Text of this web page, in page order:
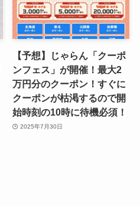
【予想】じゃらん「クーポ
ンフェス」が開催！最大2
万円分のクーポン！すぐに
クーポンが枯渇するので開
始時刻の10時に待機必須！
2025年7月30日